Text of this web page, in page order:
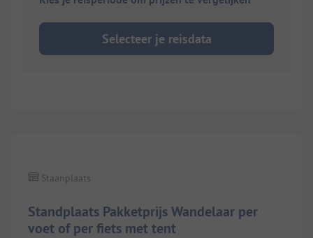
Selecteer je reisdata
Standplaats Pakketprijs Wandelaar per
voet of per fiets met tent
Staanplaats